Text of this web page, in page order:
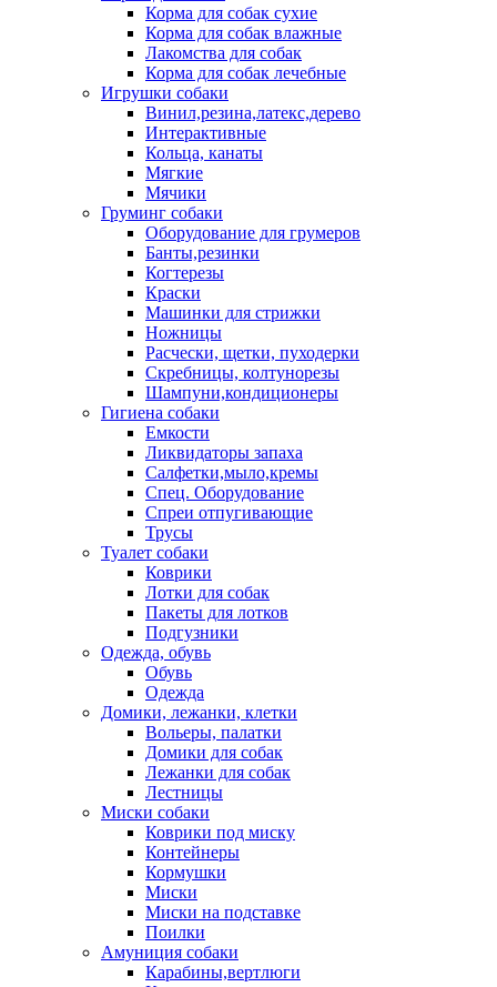
Корма для собак сухие
Корма для собак влажные
Лакомства для собак
Корма для собак лечебные
Игрушки собаки
Винил,резина,латекс,дерево
Интерактивные
Кольца, канаты
Мягкие
Мячики
Груминг собаки
Оборудование для грумеров
Банты,резинки
Когтерезы
Краски
Машинки для стрижки
Ножницы
Расчески, щетки, пуходерки
Скребницы, колтунорезы
Шампуни,кондиционеры
Гигиена собаки
Емкости
Ликвидаторы запаха
Салфетки,мыло,кремы
Спец. Оборудование
Спреи отпугивающие
Трусы
Туалет собаки
Коврики
Лотки для собак
Пакеты для лотков
Подгузники
Одежда, обувь
Обувь
Одежда
Домики, лежанки, клетки
Вольеры, палатки
Домики для собак
Лежанки для собак
Лестницы
Миски собаки
Коврики под миску
Контейнеры
Кормушки
Миски
Миски на подставке
Поилки
Амуниция собаки
Карабины,вертлюги